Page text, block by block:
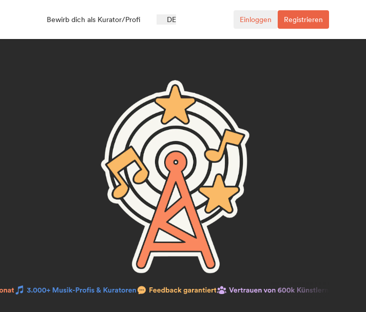
Bewirb dich als Kurator/Profi DE Einloggen Registrieren